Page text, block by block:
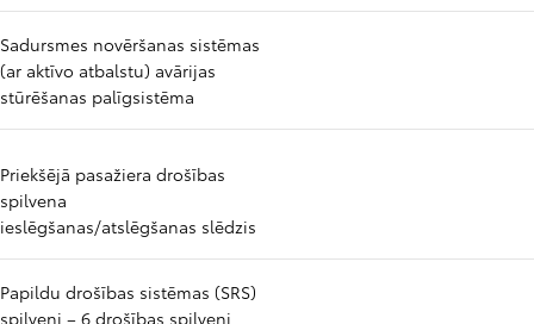
Sadursmes novēršanas sistēmas
(ar aktīvo atbalstu) avārijas
stūrēšanas palīgsistēma
Priekšējā pasažiera drošības
spilvena
ieslēgšanas/atslēgšanas slēdzis
Papildu drošības sistēmas (SRS)
spilveni – 6 drošības spilveni